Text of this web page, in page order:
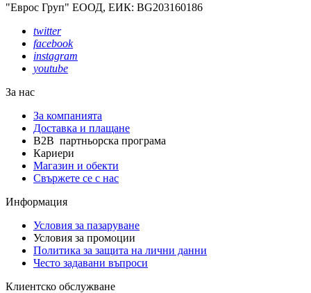
"Еврос Груп" ЕООД, ЕИК: BG203160186
twitter
facebook
instagram
youtube
За нас
За компанията
Доставка и плащане
B2B партньорска програма
Кариери
Магазин и обекти
Свържете се с нас
Информация
Условия за пазаруване
Условия за промоции
Политика за защита на лични данни
Често задавани въпроси
Клиентско обслужване